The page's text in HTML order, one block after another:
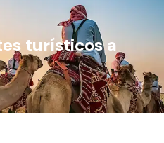
turísticos a